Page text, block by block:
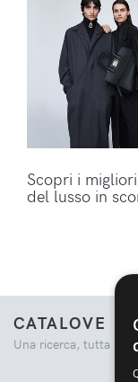
Scopri i
del lusso in
CATALOVE
Una ricerca, tutta la